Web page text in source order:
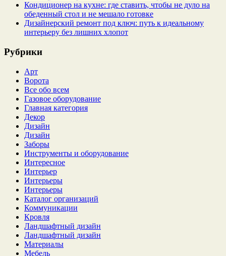
Кондиционер на кухне: где ставить, чтобы не дуло на
обеденный стол и не мешало готовке
Дизайнерский ремонт под ключ: путь к идеальному
интерьеру без лишних хлопот
Рубрики
Арт
Ворота
Все обо всем
Газовое оборудование
Главная категория
Декор
Дизайн
Дизайн
Заборы
Инструменты и оборудование
Интересное
Интерьер
Интерьеры
Интерьеры
Каталог организаций
Коммуникации
Кровля
Ландшафтный дизайн
Ландшафтный дизайн
Материалы
Мебель